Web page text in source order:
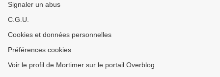
Signaler un abus
C.G.U.
Cookies et données personnelles
Préférences cookies
Voir le profil de Mortimer sur le portail Overblog